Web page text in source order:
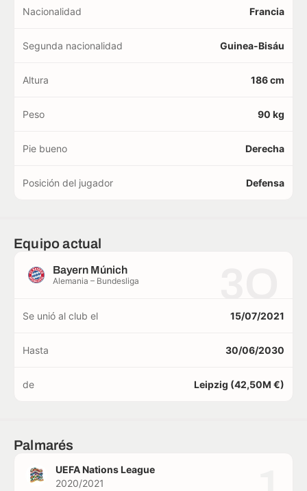
Nacionalidad Francia
Segunda nacionalidad Guinea-Bisáu
Altura 186 cm
Peso 90 kg
Pie bueno Derecha
Posición del jugador Defensa
Equipo actual
Bayern Múnich
Alemania – Bundesliga
Se unió al club el 15/07/2021
Hasta 30/06/2030
de Leipzig (42,50M €)
Palmarés
UEFA Nations League
2020/2021